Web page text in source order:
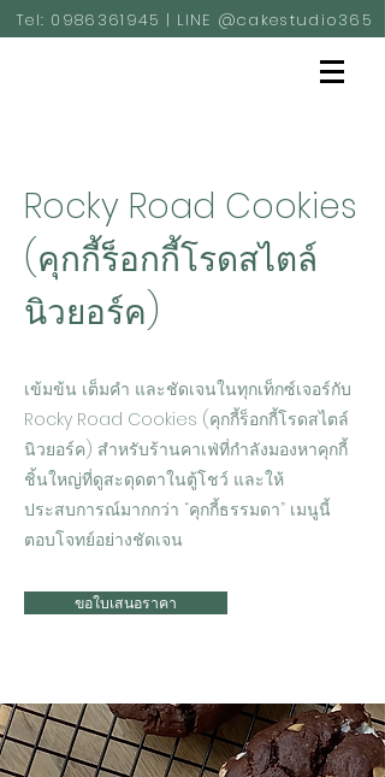
Tel: 0986361945 | LINE @cakestudio365
Rocky Road Cookies
(คุกกี้ร็อกกี้โรดสไตล์
นิวยอร์ค)
เข้มข้น เต็มคำ และชัดเจนในทุกเท็กซ์เจอร์กับ
Rocky Road Cookies (คุกกี้ร็อกกี้โรดสไตล์
นิวยอร์ค) สำหรับร้านคาเฟ่ที่กำลังมองหาคุกกี้
ชิ้นใหญ่ที่ดูสะดุดตาในตู้โชว์ และให้
ประสบการณ์มากกว่า “คุกกี้ธรรมดา” เมนูนี้
ตอบโจทย์อย่างชัดเจน
ขอใบเสนอราคา